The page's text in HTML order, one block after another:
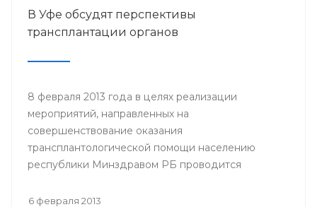
В Уфе обсудят перспективы
трансплантации органов
8 февраля 2013 года в целях реализации
мероприятий, направленных на
совершенствование оказания
трансплантологической помощи населению
республики Минздравом РБ проводится
конференция «Перспективы донорства и
6 февраля 2013